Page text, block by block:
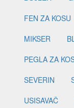
FEN ZA KOSU
MIKSER
PEGLA ZA
SEVERIN
USISAVAČ